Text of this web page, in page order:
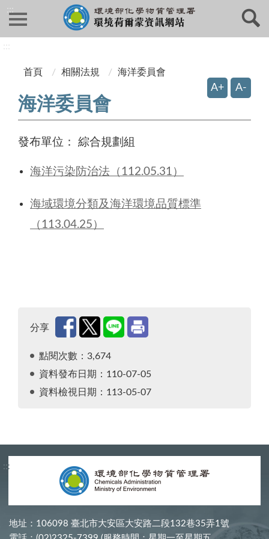
首頁 相關法規 海洋委員會
A+ A-
海洋委員會
發布單位： 綜合規劃組
海洋污染防治法（112.05.31）
海域環境分類及海洋環境品質標準
（113.04.25）
分享
點閱次數：3,674
資料發布日期：110-07-05
資料檢視日期：113-05-07
:::
地址：106098 臺北市大安區大安路二段132巷35弄1號